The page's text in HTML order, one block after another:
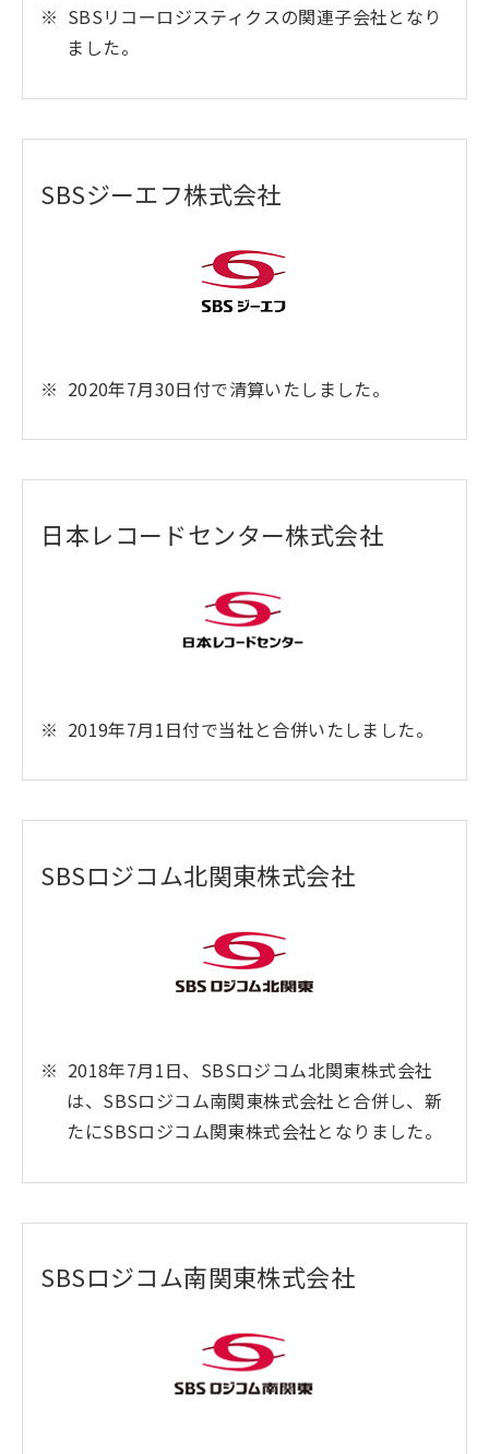
SBSリコーロジスティクスの関連子会社となり
ました。
SBSジーエフ株式会社
2020年7月30日付で清算いたしました。
日本レコードセンター株式会社
2019年7月1日付で当社と合併いたしました。
SBSロジコム北関東株式会社
2018年7月1日、SBSロジコム北関東株式会社
は、SBSロジコム南関東株式会社と合併し、新
たにSBSロジコム関東株式会社となりました。
SBSロジコム南関東株式会社